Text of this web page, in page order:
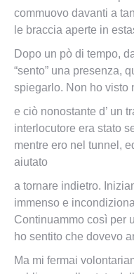
commuovo davanti a
le braccia aperte in
Dopo un pò di tempo,
“sento” una presenza,
spiegarlo. Non ho visto
e ciò nonostante d’ un
interlocutore era stato
mentre ero nel tunnel,
aiutato
a tornare indietro.
immenso e
Continuammo così per
ho sentito che dovevo
Ma mi fermai